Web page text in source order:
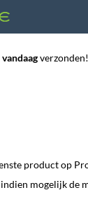
vandaagverzonden!
product op
mogelijk de